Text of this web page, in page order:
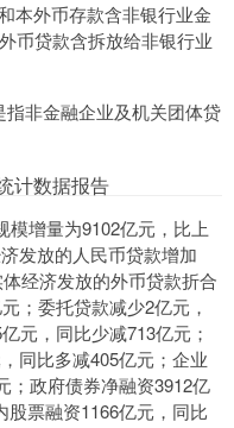
本外币存款含非银行业金
币贷款含拆放给非银行业
非金融企业及机关团体贷
计数据报告
模增量为9102亿元，比上
发放的人民币贷款增加
经济发放的外币贷款折合
；委托贷款减少2亿元，
元，同比少减713亿元；
同比多减405亿元；企业
；政府债券净融资3912亿
股票融资1166亿元，同比